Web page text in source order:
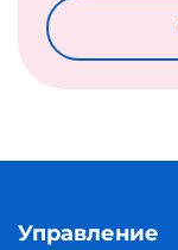
Управление